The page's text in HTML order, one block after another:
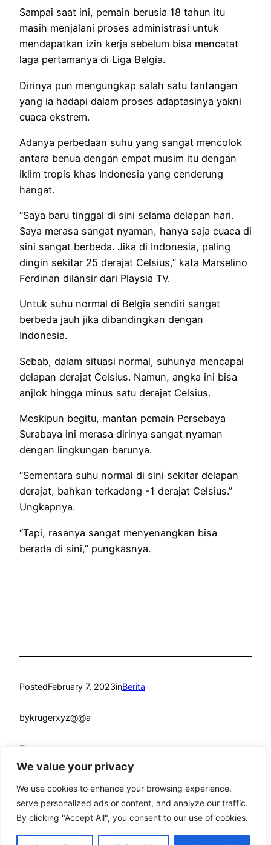
We value your privacy
We use cookies to enhance your browsing experience,
serve personalized ads or content, and analyze our traffic.
By clicking "Accept All", you consent to our use of cookies.
Sampai saat ini, pemain berusia 18 tahun itu
masih menjalani proses administrasi untuk
mendapatkan izin kerja sebelum bisa mencatat
laga pertamanya di Liga Belgia.
Dirinya pun mengungkap salah satu tantangan
yang ia hadapi dalam proses adaptasinya yakni
cuaca ekstrem.
Adanya perbedaan suhu yang sangat mencolok
antara benua dengan empat musim itu dengan
iklim tropis khas Indonesia yang cenderung
hangat.
“Saya baru tinggal di sini selama delapan hari.
Saya merasa sangat nyaman, hanya saja cuaca di
sini sangat berbeda. Jika di Indonesia, paling
dingin sekitar 25 derajat Celsius,” kata Marselino
Ferdinan dilansir dari Playsia TV.
Untuk suhu normal di Belgia sendiri sangat
berbeda jauh jika dibandingkan dengan
Indonesia.
Sebab, dalam situasi normal, suhunya mencapai
delapan derajat Celsius. Namun, angka ini bisa
anjlok hingga minus satu derajat Celsius.
Meskipun begitu, mantan pemain Persebaya
Surabaya ini merasa dirinya sangat nyaman
dengan lingkungan barunya.
“Sementara suhu normal di sini sekitar delapan
derajat, bahkan terkadang -1 derajat Celsius.”
Ungkapnya.
“Tapi, rasanya sangat menyenangkan bisa
berada di sini,” pungkasnya.
PostedFebruary 7, 2023inBerita
bykrugerxyz@@a
Tags:
mandmcoach.comProudly powered byWordPress